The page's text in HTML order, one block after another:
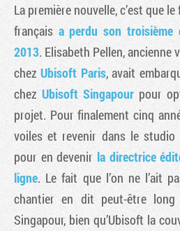
La première nouvelle, c’est que
français a perdu son troisième
2013. Elisabeth Pellen,
chezUbisoft Paris, avait
chez Ubisoft Singapour pour
projet. Pour finalement cinq
voiles et revenir dans le studio
pour en devenir la directrice
ligne. Le fait que l’on ne l’ait
chantier en dit peut-être
Singapour, bien qu’Ubisoft la